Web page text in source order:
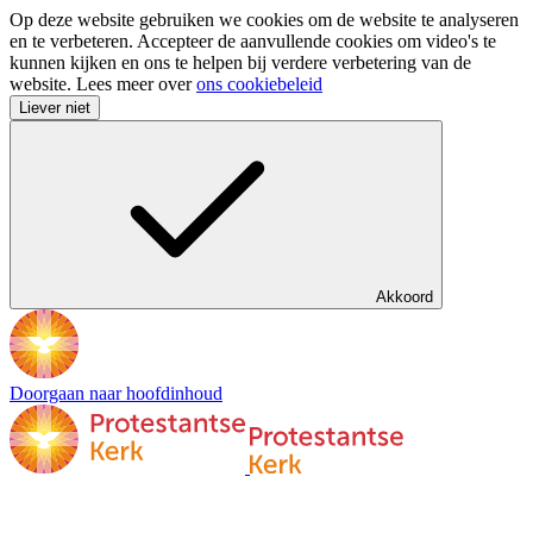
Op deze website gebruiken we cookies om de website te analyseren
en te verbeteren. Accepteer de aanvullende cookies om video's te
kunnen kijken en ons te helpen bij verdere verbetering van de
website. Lees meer overons cookiebeleid
Liever niet
Akkoord
Doorgaan naar hoofdinhoud